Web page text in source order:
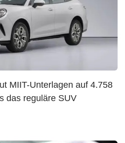
MIIT-Unterlagen auf 4.758
das reguläre SUV